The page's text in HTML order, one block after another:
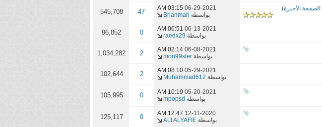
الصفحة الأخيرة)
06-29-2021
03:15 AM
بواسطة Brianmah
47
545,708
06-13-2021
06:51 AM
بواسطة raedx29
0
96,852
06-08-2021
02:14 AM
بواسطة mon99ster
2
1,034,282
05-29-2021
08:10 AM
بواسطة Muhammad612
2
102,644
05-20-2021
10:19 AM
بواسطة mpopsd
0
105,995
12-11-2020
12:47 AM
بواسطة ALI ALYAFIE
0
125,117